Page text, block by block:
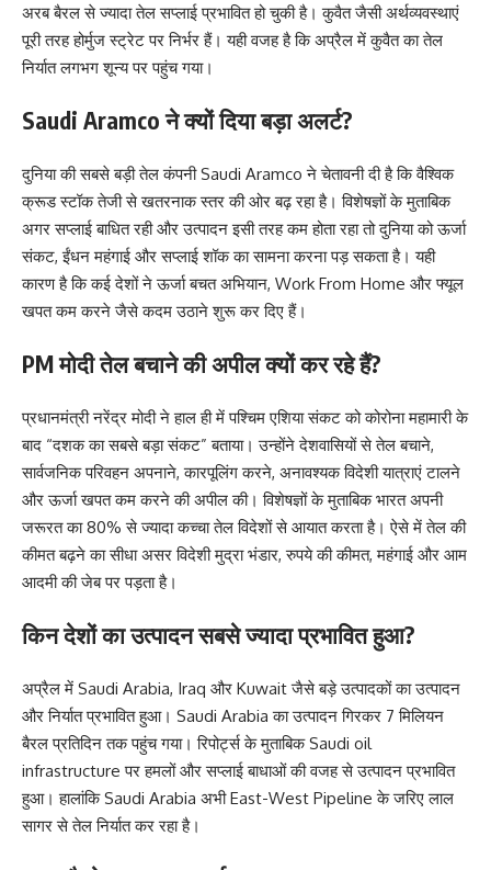
अरब बैरल से ज्यादा तेल सप्लाई प्रभावित हो चुकी है। कुवैत जैसी अर्थव्यवस्थाएं
पूरी तरह होर्मुज स्ट्रेट पर निर्भर हैं। यही वजह है कि अप्रैल में कुवैत का तेल
निर्यात लगभग शून्य पर पहुंच गया।
Saudi Aramco ने क्यों दिया बड़ा अलर्ट?
दुनिया की सबसे बड़ी तेल कंपनी Saudi Aramco ने चेतावनी दी है कि वैश्विक
क्रूड स्टॉक तेजी से खतरनाक स्तर की ओर बढ़ रहा है। विशेषज्ञों के मुताबिक
अगर सप्लाई बाधित रही और उत्पादन इसी तरह कम होता रहा तो दुनिया को ऊर्जा
संकट, ईंधन महंगाई और सप्लाई शॉक का सामना करना पड़ सकता है। यही
कारण है कि कई देशों ने ऊर्जा बचत अभियान, Work From Home और फ्यूल
खपत कम करने जैसे कदम उठाने शुरू कर दिए हैं।
PM मोदी तेल बचाने की अपील क्यों कर रहे हैं?
प्रधानमंत्री नरेंद्र मोदी ने हाल ही में पश्चिम एशिया संकट को कोरोना महामारी के
बाद “दशक का सबसे बड़ा संकट” बताया। उन्होंने देशवासियों से तेल बचाने,
सार्वजनिक परिवहन अपनाने, कारपूलिंग करने, अनावश्यक विदेशी यात्राएं टालने
और ऊर्जा खपत कम करने की अपील की। विशेषज्ञों के मुताबिक भारत अपनी
जरूरत का 80% से ज्यादा कच्चा तेल विदेशों से आयात करता है। ऐसे में तेल की
कीमत बढ़ने का सीधा असर विदेशी मुद्रा भंडार, रुपये की कीमत, महंगाई और आम
आदमी की जेब पर पड़ता है।
किन देशों का उत्पादन सबसे ज्यादा प्रभावित हुआ?
अप्रैल में Saudi Arabia, Iraq और Kuwait जैसे बड़े उत्पादकों का उत्पादन
और निर्यात प्रभावित हुआ। Saudi Arabia का उत्पादन गिरकर 7 मिलियन
बैरल प्रतिदिन तक पहुंच गया। रिपोर्ट्स के मुताबिक Saudi oil
infrastructure पर हमलों और सप्लाई बाधाओं की वजह से उत्पादन प्रभावित
हुआ। हालांकि Saudi Arabia अभी East-West Pipeline के जरिए लाल
सागर से तेल निर्यात कर रहा है।